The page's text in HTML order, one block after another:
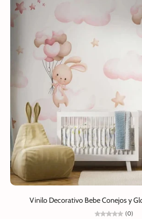
Vinilo Decorativo Bebe Conejos y
(0)